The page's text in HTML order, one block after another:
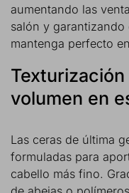
aumentando las
salón y
mantenga perfecto
volumen en
Las ceras de última
formuladas para
cabello más fino.